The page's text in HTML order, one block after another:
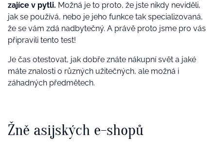
zajíce v pytli. Možná je to proto, že jste nikdy neviděli,
jak se používá, nebo je jeho funkce tak specializovaná,
že se vám zdá nadbytečný. A právě proto jsme pro vás
připravili tento test!
Je čas otestovat, jak dobře znáte nákupní svět a jaké
máte znalosti o různých užitečných, ale možná i
záhadných předmětech.
Žně asijských e-shopů